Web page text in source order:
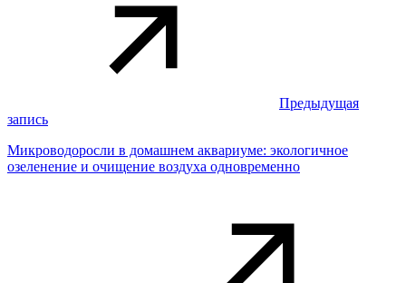
Предыдущая
запись
Микроводоросли в домашнем аквариуме: экологичное
озеленение и очищение воздуха одновременно